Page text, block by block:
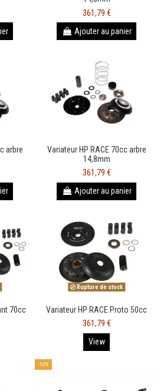
361,79 €
Ajouter au panier
arbre
Variateur HP RACE 70cc arbre
14,8mm
361,79 €
Ajouter au panier
70cc
Rupture de stock
Variateur HP RACE Proto 50cc
361,79 €
View
-10%